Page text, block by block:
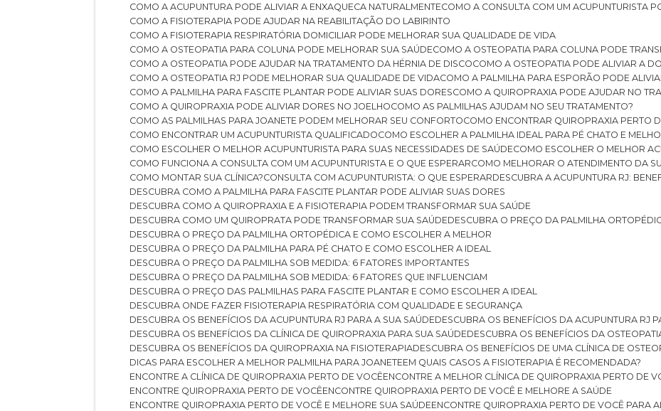
COMO A ACUPUNTURA PODE ALIVIAR A ENXAQUECA NATURALMENTE
COMO A CONSULTA COM UM ACUPUNTURISTA
COMO A FISIOTERAPIA PODE AJUDAR NA REABILITAÇÃO DO LABIRINTO
COMO A FISIOTERAPIA RESPIRATÓRIA DOMICILIAR PODE MELHORAR SUA QUALIDADE DE VIDA
COMO A OSTEOPATIA PARA COLUNA PODE MELHORAR SUA SAÚDE
COMO A OSTEOPATIA PARA COLUNA PODE
COMO A OSTEOPATIA PODE AJUDAR NA TRATAMENTO DA HÉRNIA DE DISCO
COMO A OSTEOPATIA PODE ALIVIAR A
COMO A OSTEOPATIA RJ PODE MELHORAR SUA QUALIDADE DE VIDA
COMO A PALMILHA PARA ESPORÃO PODE
COMO A PALMILHA PARA FASCITE PLANTAR PODE ALIVIAR SUAS DORES
COMO A QUIROPRAXIA PODE AJUDAR NO
COMO A QUIROPRAXIA PODE ALIVIAR DORES NO JOELHO
COMO AS PALMILHAS AJUDAM NO SEU TRATAMENTO?
COMO AS PALMILHAS PARA JOANETE PODEM MELHORAR SEU CONFORTO
COMO ENCONTRAR QUIROPRAXIA PERTO
COMO ENCONTRAR UM ACUPUNTURISTA QUALIFICADO
COMO ESCOLHER A PALMILHA IDEAL PARA PÉ CHATO E
COMO ESCOLHER O MELHOR ACUPUNTURISTA PARA SUAS NECESSIDADES DE SAÚDE
COMO ESCOLHER O MELHOR
COMO FUNCIONA A CONSULTA COM UM ACUPUNTURISTA E O QUE ESPERAR
COMO MELHORAR O ATENDIMENTO DA
COMO MONTAR SUA CLÍNICA?
CONSULTA COM ACUPUNTURISTA: O QUE ESPERAR
DESCUBRA A ACUPUNTURA RJ:
DESCUBRA COMO A PALMILHA PARA FASCITE PLANTAR PODE ALIVIAR SUAS DORES
DESCUBRA COMO A QUIROPRAXIA E A FISIOTERAPIA PODEM TRANSFORMAR SUA SAÚDE
DESCUBRA COMO UM QUIROPRATA PODE TRANSFORMAR SUA SAÚDE
DESCUBRA O PREÇO DA PALMILHA
DESCUBRA O PREÇO DA PALMILHA ORTOPÉDICA E COMO ESCOLHER A MELHOR
DESCUBRA O PREÇO DA PALMILHA PARA PÉ CHATO E COMO ESCOLHER A IDEAL
DESCUBRA O PREÇO DA PALMILHA SOB MEDIDA: 6 FATORES IMPORTANTES
DESCUBRA O PREÇO DA PALMILHA SOB MEDIDA: 6 FATORES QUE INFLUENCIAM
DESCUBRA O PREÇO DAS PALMILHAS PARA FASCITE PLANTAR E COMO ESCOLHER A IDEAL
DESCUBRA ONDE FAZER FISIOTERAPIA RESPIRATÓRIA COM QUALIDADE E SEGURANÇA
DESCUBRA OS BENEFÍCIOS DA ACUPUNTURA RJ PARA A SUA SAÚDE
DESCUBRA OS BENEFÍCIOS DA ACUPUNTURA RJ
DESCUBRA OS BENEFÍCIOS DA CLÍNICA DE QUIROPRAXIA PARA SUA SAÚDE
DESCUBRA OS BENEFÍCIOS DA
DESCUBRA OS BENEFÍCIOS DA QUIROPRAXIA NA FISIOTERAPIA
DESCUBRA OS BENEFÍCIOS DE UMA CLÍNICA DE
DICAS PARA ESCOLHER A MELHOR PALMILHA PARA JOANETE EM QUAIS CASOS A FISIOTERAPIA É RECOMENDADA?
ENCONTRE A CLÍNICA DE QUIROPRAXIA PERTO DE VOCÊ ENCONTRE A MELHOR CLÍNICA DE QUIROPRAXIA PERTO DE
ENCONTRE QUIROPRAXIA PERTO DE VOCÊ ENCONTRE QUIROPRAXIA PERTO DE VOCÊ E MELHORE A SAÚDE
ENCONTRE QUIROPRAXIA PERTO DE VOCÊ E MELHORE SUA SAÚDE ENCONTRE QUIROPRAXIA PERTO DE VOCÊ PARA